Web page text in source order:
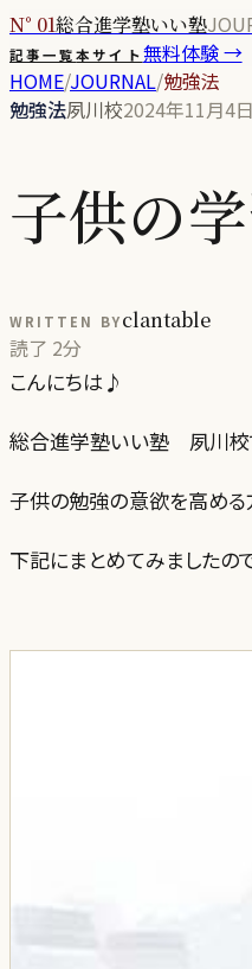
N° 01総合進学塾いい塾
記事一覧本サイト無料体験 →
HOME/JOURNAL/勉強法
勉強法夙川校2024年11月4日
子供の
WRITTEN BYclantable
読了 2分
こんにちは♪
総合進学塾いい塾 夙川校
子供の勉強の意欲を高める
下記にまとめてみましたの